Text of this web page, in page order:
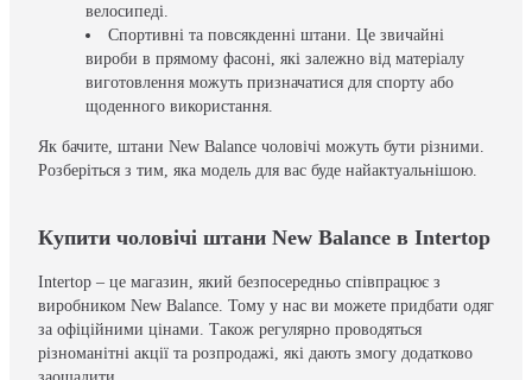
велосипеді.
Спортивні та повсякденні штани. Це звичайні
вироби в прямому фасоні, які залежно від матеріалу
виготовлення можуть призначатися для спорту або
щоденного використання.
Як бачите, штани New Balance чоловічі можуть бути різними.
Розберіться з тим, яка модель для вас буде найактуальнішою.
Купити чоловічі штани New Balance в Intertop
Intertop – це магазин, який безпосередньо співпрацює з
виробником New Balance. Тому у нас ви можете придбати одяг
за офіційними цінами. Також регулярно проводяться
різноманітні акції та розпродажі, які дають змогу додатково